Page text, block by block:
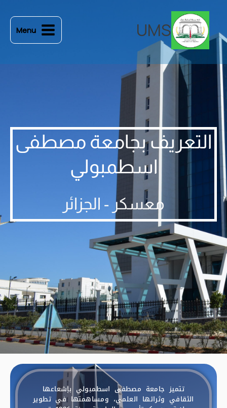
المحتوى
UMS
Menu
التعريف بجامعة مصطفى
اسطمبولي
معسكر - الجزائر
تتميز جامعة مصطفى اسطمبولي بإشعاعها
الثقافي وثرائها العلمي، ومساهمتها في تطوير